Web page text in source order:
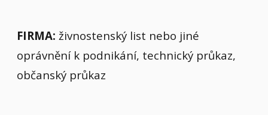
FIRMA: živnostenský list nebo jiné
oprávnění k podnikání, technický průkaz,
občanský průkaz